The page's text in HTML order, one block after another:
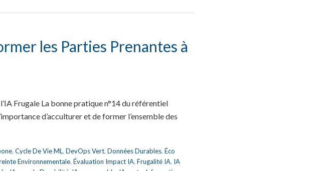
les Parties Prenantes à
Frugale La bonne pratique n°14 du référentiel
d’acculturer et de former l’ensemble des
, Cycle De Vie ML, DevOps Vert, Données Durables, Éco
Environnementale, Évaluation Impact IA, Frugalité IA, IA